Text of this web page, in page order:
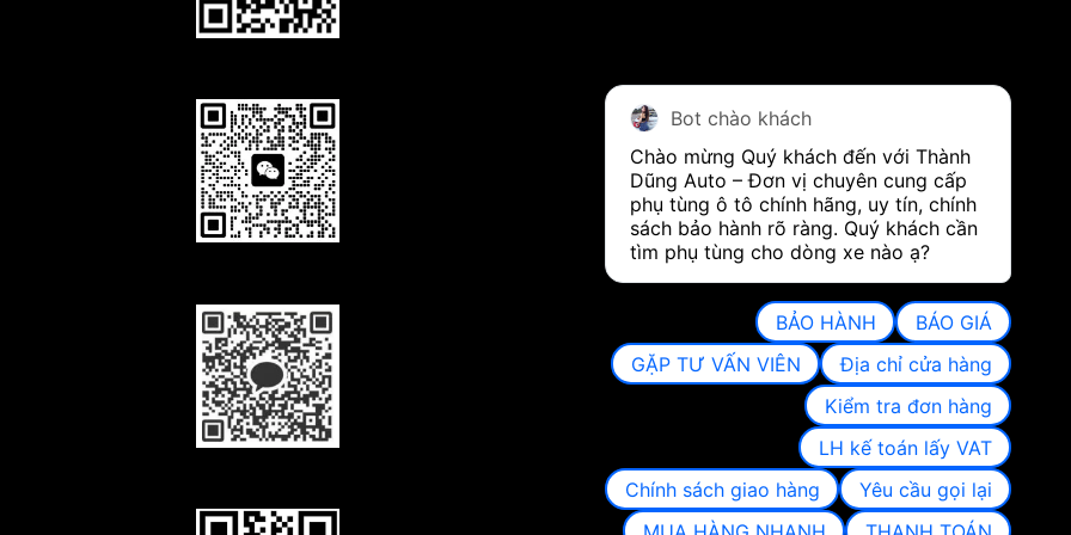
Bot chào khách
Chào mừng Quý khách đến với Thành
Dũng Auto – Đơn vị chuyên cung cấp
phụ tùng ô tô chính hãng, uy tín, chính
sách bảo hành rõ ràng. Quý khách cần
tìm phụ tùng cho dòng xe nào ạ?
BẢO HÀNH
BÁO GIÁ
GẶP TƯ VẤN VIÊN
Địa chỉ cửa hàng
Kiểm tra đơn hàng
LH kế toán lấy VAT
Chính sách giao hàng
Yêu cầu gọi lại